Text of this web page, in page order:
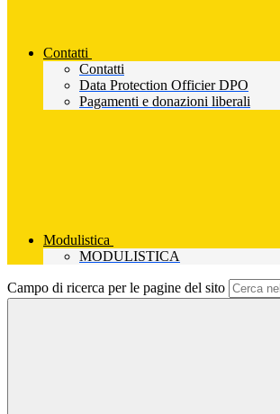
Contatti
Contatti
Data Protection Officier DPO
Pagamenti e donazioni liberali
Modulistica
MODULISTICA
Campo di ricerca per le pagine del sito